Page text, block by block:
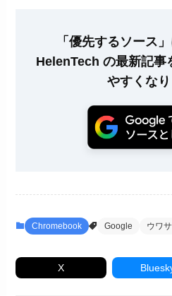
「優先するソース
HelenTech の最新記事
やすくなり
Chromebook Google ウワサ
X